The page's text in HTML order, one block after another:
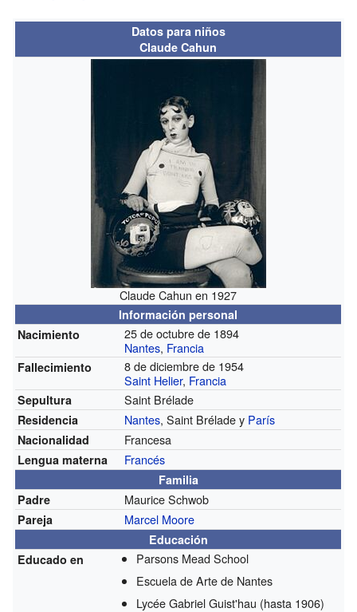
Datos para niños
Claude Cahun
Claude Cahun en 1927
Información personal
Nacimiento
25 de octubre de 1894
Nantes, Francia
Fallecimiento
8 de diciembre de 1954
Saint Helier, Francia
Sepultura Saint Brélade
Residencia Nantes, Saint Brélade y París
Nacionalidad Francesa
Lengua materna Francés
Familia
Padre
Maurice Schwob
Pareja Marcel Moore
Educación
Educado en
Parsons Mead School
Escuela de Arte de Nantes
Lycée Gabriel Guist'hau (hasta 1906)